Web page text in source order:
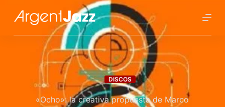
DISCOS
«Ocho»: la creativa propuesta de Marco